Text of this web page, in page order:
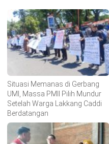
Situasi Memanas di Gerbang
UMI, Massa PMII Pilih Mundur
Setelah Warga Lakkang Caddi
Berdatangan